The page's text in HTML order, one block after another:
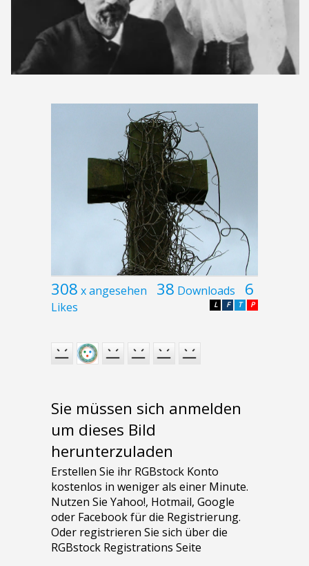
308 x angesehen 38 Downloads 6
Likes P
T
F
L
Sie müssen sich anmelden
um dieses Bild
herunterzuladen